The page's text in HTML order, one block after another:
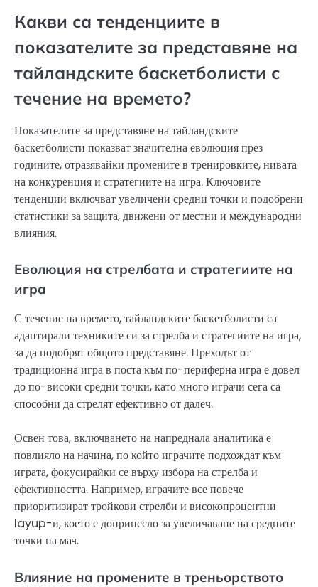
Какви са тенденциите в
показателите за представяне на
тайландските баскетболисти с
течение на времето?
Показателите за представяне на тайландските
баскетболисти показват значителна еволюция през
годините, отразявайки промените в тренировките, нивата
на конкуренция и стратегиите на игра. Ключовите
тенденции включват увеличени средни точки и подобрени
статистики за защита, движени от местни и международни
влияния.
Еволюция на стрелбата и стратегиите на
игра
С течение на времето, тайландските баскетболисти са
адаптирали техниките си за стрелба и стратегиите на игра,
за да подобрят общото представяне. Преходът от
традиционна игра в поста към по-периферна игра е довел
до по-високи средни точки, като много играчи сега са
способни да стрелят ефективно от далеч.
Освен това, включването на напреднала аналитика е
повлияло на начина, по който играчите подхождат към
играта, фокусирайки се върху избора на стрелба и
ефективността. Например, играчите все повече
приоритизират тройкови стрелби и високопроцентни
layup-и, което е допринесло за увеличаване на средните
точки на мач.
Влияние на промените в треньорството